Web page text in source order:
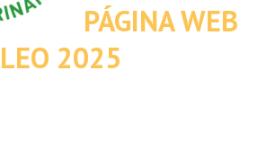
PÁGINA WEB
2025